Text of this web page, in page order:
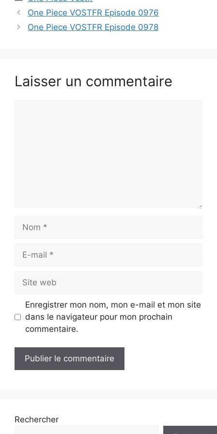
One Piece VOSTFR Episode 0976
One Piece VOSTFR Episode 0978
Laisser un commentaire
mail
web
Enregistrer mon nom, mon e-mail et mon site
dans le navigateur pour mon prochain
commentaire.
Rechercher